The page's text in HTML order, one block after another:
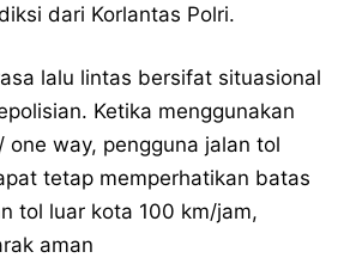
dari Korlantas Polri.
lalu lintas bersifat situasional
Ketika menggunakan
one way, pengguna jalan tol
tetap memperhatikan batas
tol luar kota 100 km/jam,
aman